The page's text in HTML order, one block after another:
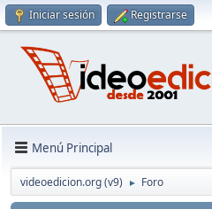
Iniciar sesión Registrarse
Menú Principal
videoedicion.org (v9) ► Foro